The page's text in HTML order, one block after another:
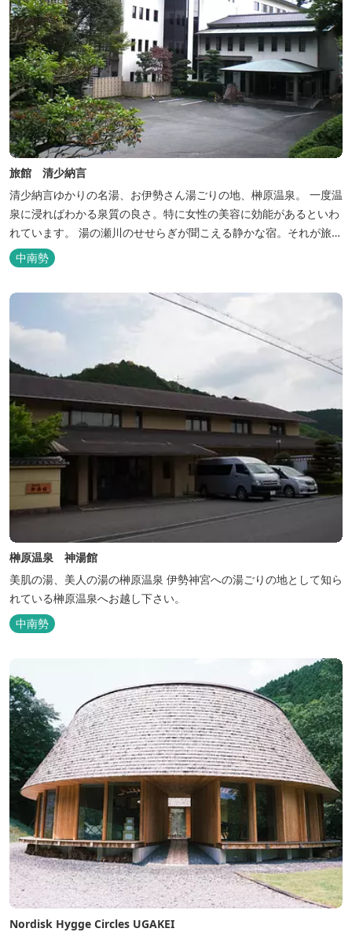
旅館 清少納言
清少納言ゆかりの名湯、お伊勢さん湯ごりの地、榊原温泉。 一度温
泉に浸ればわかる泉質の良さ。特に女性の美容に効能があるといわ
れています。 湯の瀬川のせせらぎが聞こえる静かな宿。それが旅
館 清少納言です。柔らかく滑らかな安らぎの湯や旬の味、心のこ
もったおもてなしを心掛けております。 日頃の喧騒から離れ、平安
の才女清少納言もお墨付きの名湯を是非実感してください。
中南勢
榊原温泉 神湯館
美肌の湯、美人の湯の榊原温泉 伊勢神宮への湯ごりの地として知ら
れている榊原温泉へお越し下さい。
中南勢
Nordisk Hygge Circles UGAKEI